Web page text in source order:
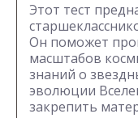
Этот тест
Он поможет
масштабов
знаний о
эволюции
закрепить